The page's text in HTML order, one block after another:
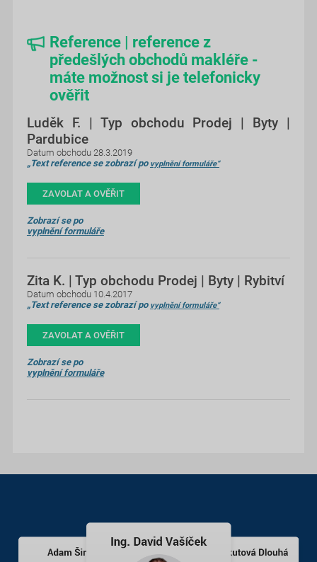
Reference | reference z
předešlých obchodů makléře -
máte možnost si je telefonicky
ověřit
Luděk F. | Typ obchodu Prodej | Byty |
Pardubice
Datum obchodu 28.3.2019
„Text reference se zobrazí po vyplnění formuláře“
ZAVOLAT A OVĚŘIT
Zobrazí se po
vyplnění formuláře
Zita K. | Typ obchodu Prodej | Byty | Rybitví
Datum obchodu 10.4.2017
„Text reference se zobrazí po vyplnění formuláře“
ZAVOLAT A OVĚŘIT
Zobrazí se po
vyplnění formuláře